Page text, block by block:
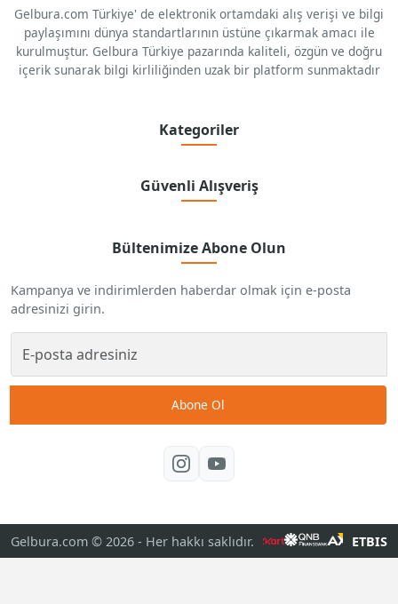
Gelbura.com Türkiye' de elektronik ortamdaki alış verişi ve bilgi
paylaşımını dünya standartlarının üstüne çıkarmak amacı ile
kurulmuştur. Gelbura Türkiye pazarında kaliteli, özgün ve doğru
içerik sunarak bilgi kirliliğinden uzak bir platform sunmaktadır
Kategoriler
Güvenli Alışveriş
Bültenimize Abone Olun
Kampanya ve indirimlerden haberdar olmak için e-posta
adresinizi girin.
Abone Ol
Gelbura.com © 2026 - Her hakkı saklıdır. ETBIS